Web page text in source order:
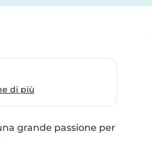
di più
grande passione per